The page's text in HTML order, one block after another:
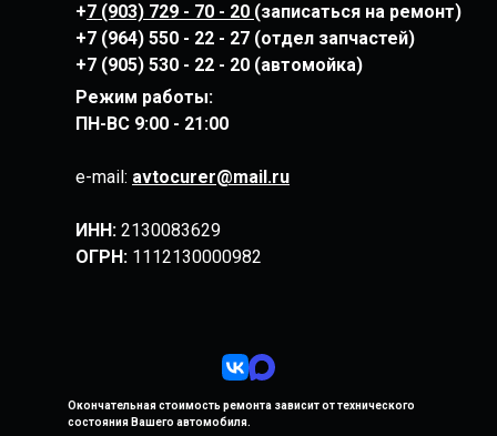
+7 (903) 729 - 70 - 20 (записаться на ремонт)
+7 (964) 550 - 22 - 27 (отдел запчастей)
+7 (905) 530 - 22 - 20 (автомойка)
Режим работы:
ПН-ВС 9:00 - 21:00
e-mail: avtocurer@mail.ru
ИНН: 2130083629
ОГРН: 1112130000982
Окончательная стоимость ремонта зависит от технического
состояния Вашего автомобиля.